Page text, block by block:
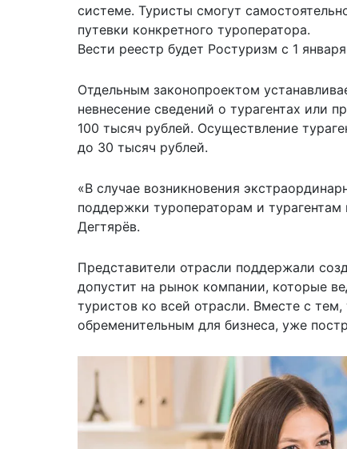
системе. Туристы смогут
путевки конкретного туроператора.
Вести реестр будет Ростуризм с 1
Отдельным законопроектом
невнесение сведений о турагентах или
100 тысяч рублей. Осуществление
до 30 тысяч рублей.
«В случае возникновения
поддержки туроператорам и
Дегтярёв.
Представители отрасли поддержали
допустит на рынок компании, которые
туристов ко всей отрасли. Вместе с
обременительным для бизнеса, уже